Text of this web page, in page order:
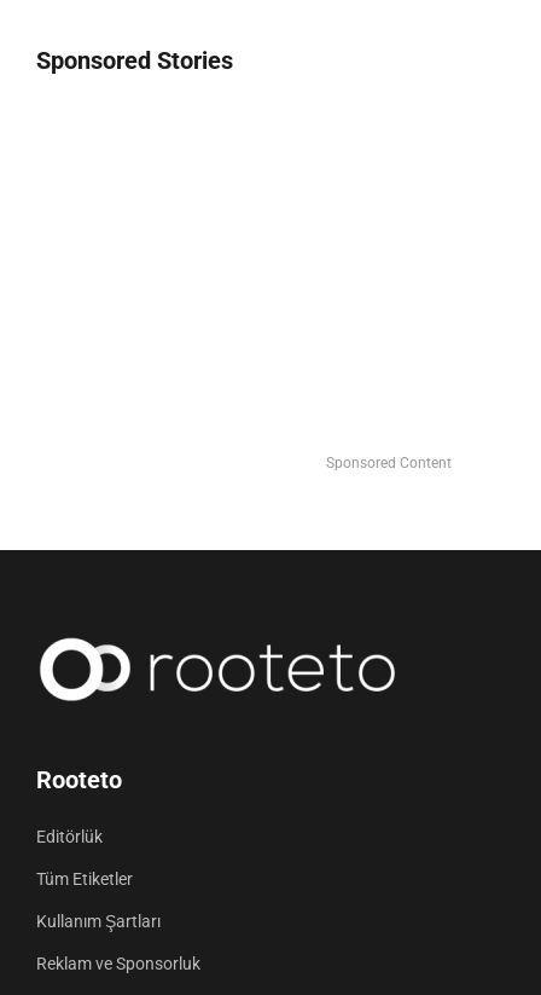
Sponsored Stories
Sponsored Content
Rooteto
Editörlük
Tüm Etiketler
Kullanım Şartları
Reklam ve Sponsorluk